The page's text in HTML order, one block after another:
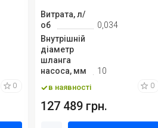
0
Витрата, л/
об
0,034
Внутрішній
діаметр
шланга
насоса, мм
10
в наявності 0
127 489 грн.